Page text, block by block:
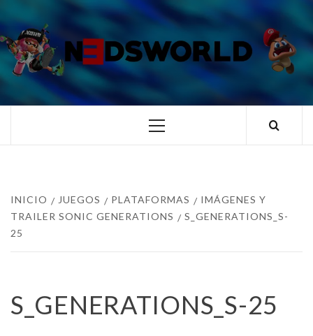
al
contenido
TUS ESPECIALISTAS EN NINTENDO
Menú
INICIO JUEGOS PLATAFORMAS
IMÁGENES Y
TRAILER SONIC GENERATIONS
S_GENERATIONS_S-
25
S_GENERATIONS_S-25